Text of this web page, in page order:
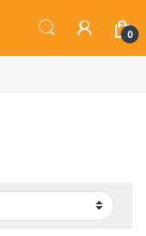
0